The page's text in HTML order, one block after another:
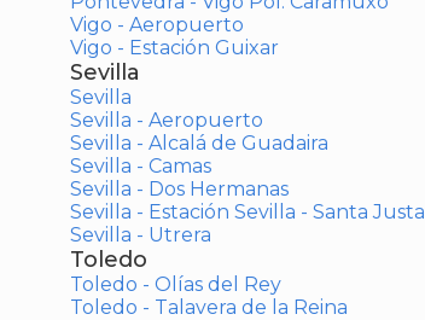
Vigo - Aeropuerto
Vigo - Estación Guixar
Sevilla
Sevilla
Sevilla - Aeropuerto
Sevilla - Alcalá de Guadaira
Sevilla - Camas
Sevilla - Dos Hermanas
Sevilla - Estación Sevilla - Santa Justa
Sevilla - Utrera
Toledo
Toledo - Olías del Rey
Toledo - Talavera de la Reina